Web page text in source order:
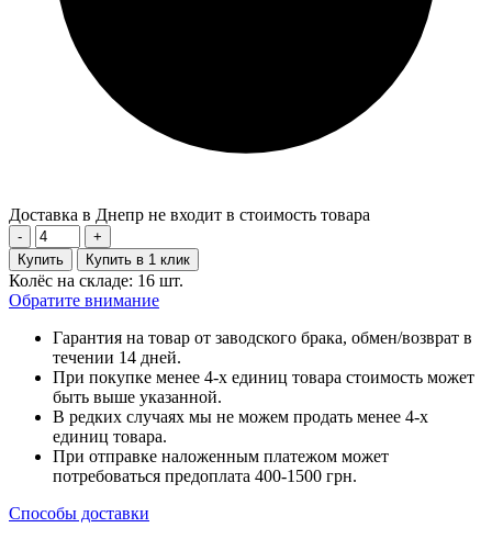
Доставка в Днепр не входит в стоимость товара
-
+
Купить
Купить в 1 клик
Колёс на складе: 16 шт.
Обратите внимание
Гарантия на товар от заводского брака, обмен/возврат в
течении 14 дней.
При покупке менее 4-х единиц товара стоимость может
быть выше указанной.
В редких случаях мы не можем продать менее 4-х
единиц товара.
При отправке наложенным платежом может
потребоваться предоплата 400-1500 грн.
Способы доставки